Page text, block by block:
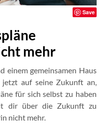
Save
mehr
einem gemeinsamen Haus
auf seine Zukunft an,
für sich selbst zu haben
dir über die Zukunft zu
nicht mehr.